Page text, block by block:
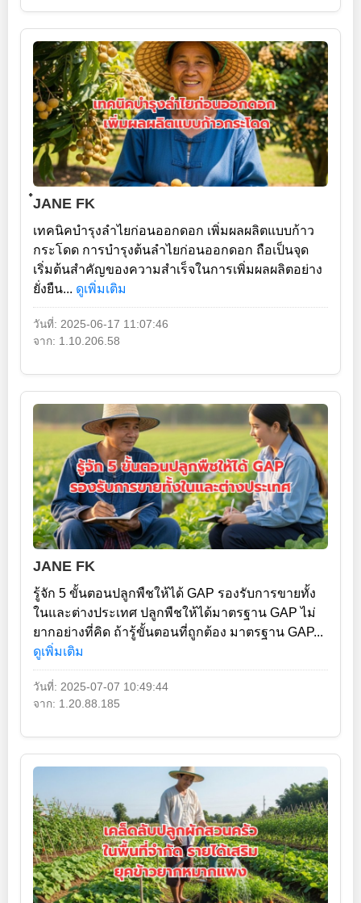
๋JANE FK
เทคนิคบำรุงลำไยก่อนออกดอก เพิ่มผลผลิตแบบก้าว
กระโดด การบำรุงต้นลำไยก่อนออกดอก ถือเป็นจุด
เริ่มต้นสำคัญของความสำเร็จในการเพิ่มผลผลิตอย่าง
ยั่งยืน... ดูเพิ่มเติม
วันที่: 2025-06-17 11:07:46
จาก: 1.10.206.58
JANE FK
รู้จัก 5 ขั้นตอนปลูกพืชให้ได้ GAP รองรับการขายทั้ง
ในและต่างประเทศ ปลูกพืชให้ได้มาตรฐาน GAP ไม่
ยากอย่างที่คิด ถ้ารู้ขั้นตอนที่ถูกต้อง มาตรฐาน GAP...
ดูเพิ่มเติม
วันที่: 2025-07-07 10:49:44
จาก: 1.20.88.185